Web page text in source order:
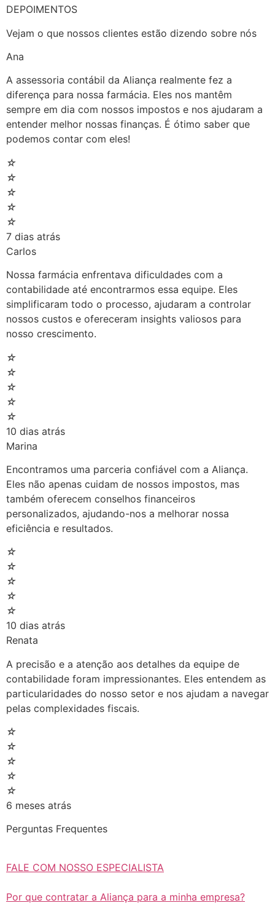
DEPOIMENTOS
Vejam o que nossos clientes estão dizendo sobre nós
Ana
A assessoria contábil da Aliança realmente fez a
diferença para nossa farmácia. Eles nos mantêm
sempre em dia com nossos impostos e nos ajudaram a
entender melhor nossas finanças. É ótimo saber que
podemos contar com eles!
☆
☆
☆
☆
☆
7 dias atrás
Carlos
Nossa farmácia enfrentava dificuldades com a
contabilidade até encontrarmos essa equipe. Eles
simplificaram todo o processo, ajudaram a controlar
nossos custos e ofereceram insights valiosos para
nosso crescimento.
☆
☆
☆
☆
☆
10 dias atrás
Marina
Encontramos uma parceria confiável com a Aliança.
Eles não apenas cuidam de nossos impostos, mas
também oferecem conselhos financeiros
personalizados, ajudando-nos a melhorar nossa
eficiência e resultados.
☆
☆
☆
☆
☆
10 dias atrás
Renata
A precisão e a atenção aos detalhes da equipe de
contabilidade foram impressionantes. Eles entendem as
particularidades do nosso setor e nos ajudam a navegar
pelas complexidades fiscais.
☆
☆
☆
☆
☆
6 meses atrás
Perguntas Frequentes
FALE COM NOSSO ESPECIALISTA
Por que contratar a Aliança para a minha empresa?